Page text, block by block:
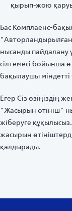
қырып-жою
Бас Комплаенс-
нысанды пайдалану
сілтемесі бойынша
бақылаушы
Егер Сіз өзіңіздің
"Жасырын өтініш"
жіберуге
жасырын
қалдырады.